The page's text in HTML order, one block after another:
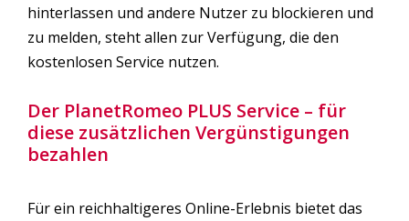
hinterlassen und andere Nutzer zu blockieren und
zu melden, steht allen zur Verfügung, die den
kostenlosen Service nutzen.
Der PlanetRomeo PLUS Service – für
diese zusätzlichen Vergünstigungen
bezahlen
Für ein reichhaltigeres Online-Erlebnis bietet das